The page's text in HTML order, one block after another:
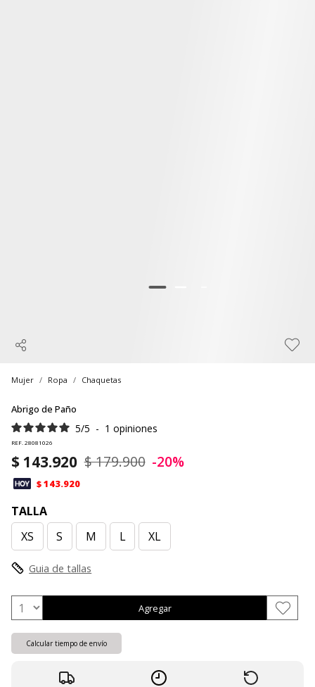
Mujer Ropa Chaquetas
Abrigo de Paño
5/5 - 1 opiniones
REF. 28081026
$ 143.920 $ 179.900 -20%
$ 143.920
TALLA
XS
S M L XL
Guia de tallas
Agregar
Calcular tiempo de envío